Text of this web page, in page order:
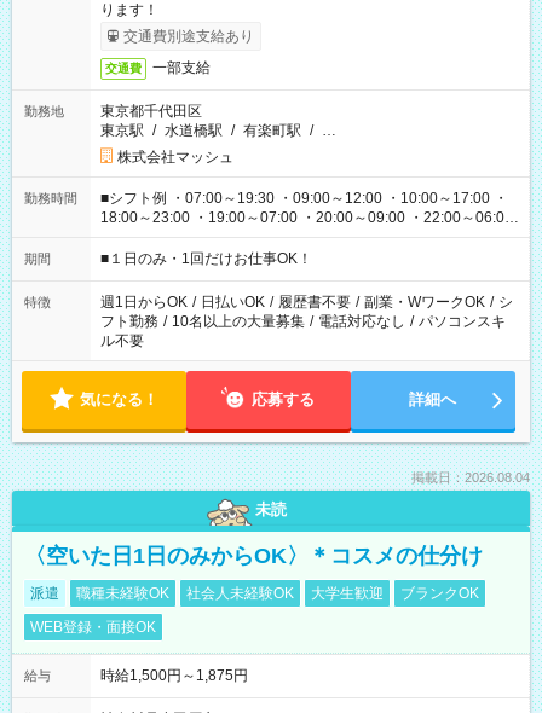
ります！
交通費別途支給あり
交通費 一部支給
勤務地
東京都千代田区
東京駅 / 水道橋駅 / 有楽町駅 / …
株式会社マッシュ
勤務時間
■シフト例 ・07:00～19:30 ・09:00～12:00 ・10:00～17:00 ・
18:00～23:00 ・19:00～07:00 ・20:00～09:00 ・22:00～06:00
etc ★最短で3時間で5,120円のお仕事から 15時間で2万円近く稼
げるお仕事も！ ご希望のお時間に合わせてご紹介！ ※シフトは
ください！
期間 ■１日のみ・1回だけお仕事OK！
特徴 週1日からOK / 日払いOK / 履歴書不要 / 副業・WワークOK / シ
フト勤務 / 10名以上の大量募集 / 電話対応なし / パソコンスキ
ル不要
気になる！ 応募する 詳細へ
掲載日：2026.08.04
未読
〈空いた日1日のみからOK〉＊コスメの仕分け
派遣 職種未経験OK 社会人未経験OK 大学生歓迎
ブランクOK
WEB登録・面接OK
給与 時給1,500円～1,875円